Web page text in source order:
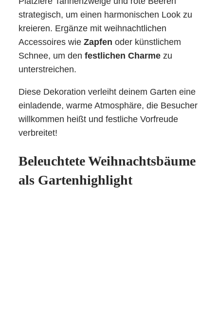
strategisch, um einen harmonischen Look zu
kreieren. Ergänze mit weihnachtlichen
Accessoires wie Zapfen oder künstlichem
Schnee, um den festlichen Charme zu
unterstreichen.
Diese Dekoration verleiht deinem Garten eine
einladende, warme Atmosphäre, die Besucher
willkommen heißt und festliche Vorfreude
verbreitet!
Beleuchtete Weihnachtsbäume
als Gartenhighlight